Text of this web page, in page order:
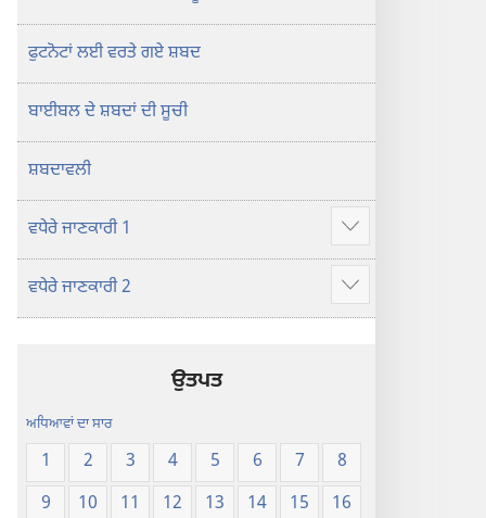
ਫੁਟਨੋਟਾਂ ਲਈ ਵਰਤੇ ਗਏ ਸ਼ਬਦ
ਬਾਈਬਲ ਦੇ ਸ਼ਬਦਾਂ ਦੀ ਸੂਚੀ
ਸ਼ਬਦਾਵਲੀ
ਵਧੇਰੇ ਜਾਣਕਾਰੀ 1
Show
more
ਵਧੇਰੇ ਜਾਣਕਾਰੀ 2
Show
more
ਉਤਪਤ
ਅਧਿਆਵਾਂ ਦਾ ਸਾਰ
1 2 3 4 5 6 7
8
9
10 11 12 13 14 15
16